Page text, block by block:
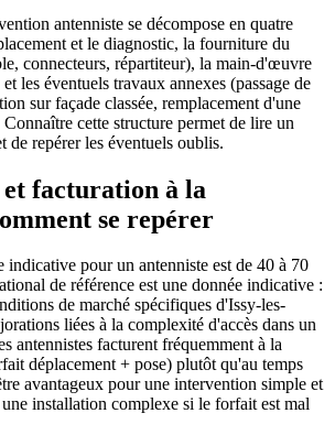
antenniste se décompose en quatre
et le diagnostic, la fourniture du
connecteurs, répartiteur), la main-d'œuvre
les éventuels travaux annexes (passage de
sur façade classée, remplacement d'une
cette structure permet de lire un
de repérer les éventuels oublis.
facturation à la
se repérer
indicative pour un antenniste est de 40 à 70
de référence est une donnée indicative :
de marché spécifiques d'Issy-les-
liées à la complexité d'accès dans un
antennistes facturent fréquemment à la
déplacement + pose) plutôt qu'au temps
avantageux pour une intervention simple et
installation complexe si le forfait est mal